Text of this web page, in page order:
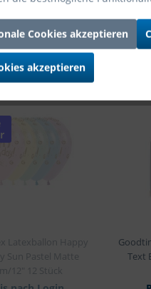
Latexballon Happy
Sun Pastel Matte
12" 12 Stück
Text
Cookies akzeptieren
akzeptieren